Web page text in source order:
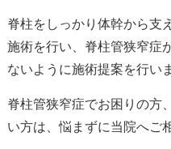
脊柱をしっかり体幹から支
施術を行い、脊柱管狭窄症
ないように施術提案を行い
脊柱管狭窄症でお困りの方
い方は、悩まずに当院へご